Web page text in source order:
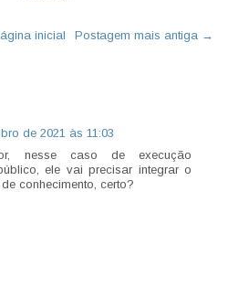
Postagem mais antiga →
inicial
de 2021 às 11:03
nesse caso de execução
ele vai precisar integrar o
conhecimento, certo?